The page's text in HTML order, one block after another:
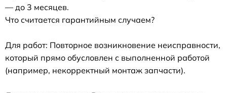
— до 3 месяцев.
Что считается гарантийным случаем?
Для работ: Повторное возникновение неисправности,
который прямо обусловлен с выполненной работой
(например, некорректный монтаж запчасти).